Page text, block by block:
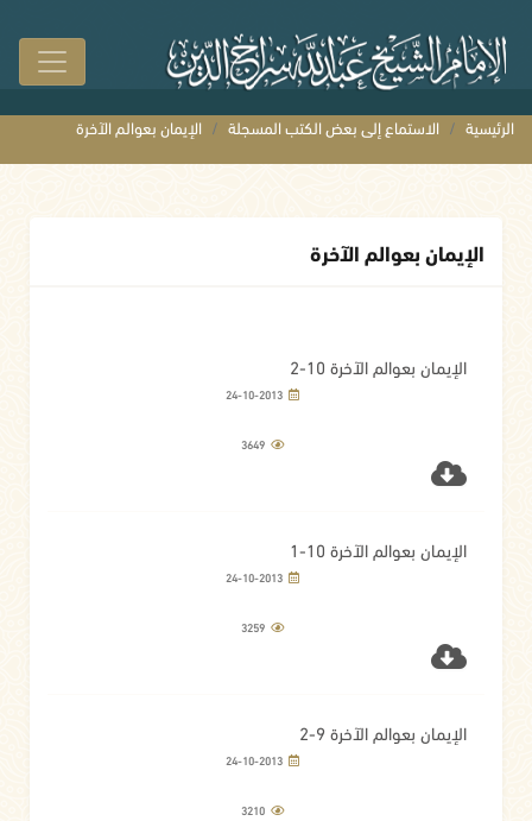
الرئيسية الاستماع إلى بعض الكتب المسجلة الإيمان بعوالم الآخرة
الإيمان بعوالم الآخرة
الإيمان بعوالم الآخرة 10-2
24-10-2013
3649
الإيمان بعوالم الآخرة 10-1
24-10-2013
3259
الإيمان بعوالم الآخرة 9-2
24-10-2013
3210